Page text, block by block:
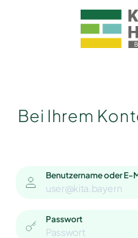
Bei Ihrem
Benutzername oder E-
Passwort